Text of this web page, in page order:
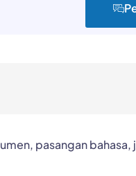
pasangan